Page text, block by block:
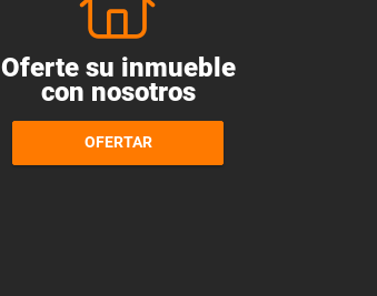
Oferte su inmueble
con nosotros
OFERTAR